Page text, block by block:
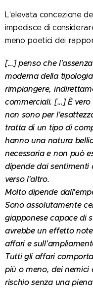
L'elevata concezione
impedisce di
meno poetici dei
[...] penso che
moderna della
rimpiangere,
commerciali. [...] È
non sono per
tratta di un tipo di
hanno una natura
necessaria e non può
dipende dai
verso l'altro.
Molto dipende
Sono assolutamente
giapponese capace di
avrebbe un effetto
affari e
Tutti gli affari
più o meno, dei nemici
rischio senza una